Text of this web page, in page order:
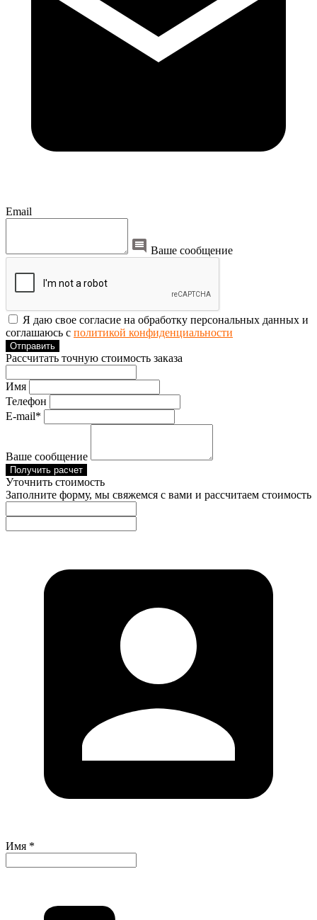
Email
Ваше сообщение
Я даю свое согласие на обработку персональных данных и
соглашаюсь с политикой конфиденциальности
Отправить
Рассчитать точную стоимость заказа
Имя
Телефон
E-mail*
Ваше сообщение
Получить расчет
Уточнить стоимость
Заполните форму, мы свяжемся с вами и рассчитаем стоимость
Имя *